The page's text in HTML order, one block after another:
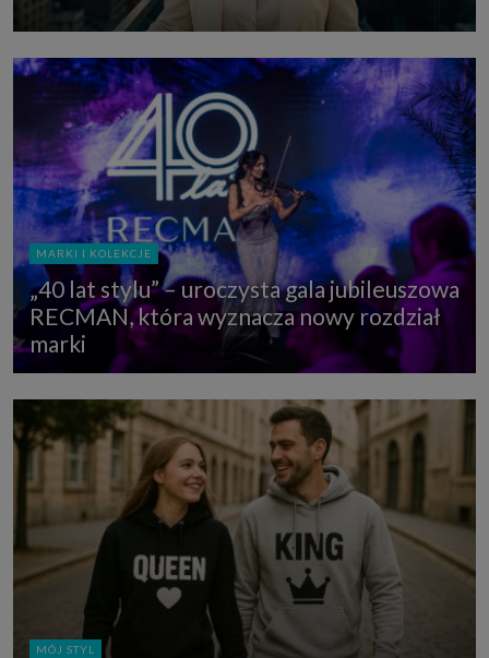
MARKI I KOLEKCJE
„40 lat stylu” – uroczysta gala jubileuszowa
RECMAN, która wyznacza nowy rozdział
marki
MÓJ STYL